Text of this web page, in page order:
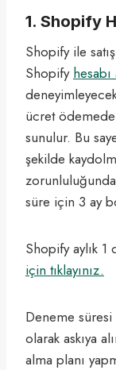
1. Shopify
Shopify ile
Shopify
ücret
sunulur. Bu
şekilde
süre için 3 ay
Shopify aylık 1
için tıklayınız.
Deneme
olarak askıya
alma planı